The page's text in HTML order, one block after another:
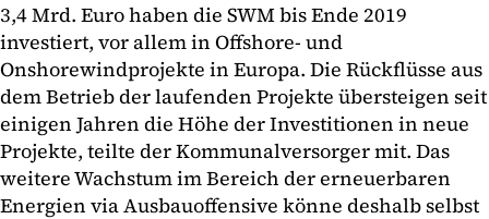
3,4 Mrd. Euro haben die SWM bis Ende 2019
investiert, vor allem in Offshore- und
Onshorewindprojekte in Europa. Die Rückflüsse aus
dem Betrieb der laufenden Projekte übersteigen seit
einigen Jahren die Höhe der Investitionen in neue
Projekte, teilte der Kommunalversorger mit. Das
weitere Wachstum im Bereich der erneuerbaren
Energien via Ausbauoffensive könne deshalb selbst